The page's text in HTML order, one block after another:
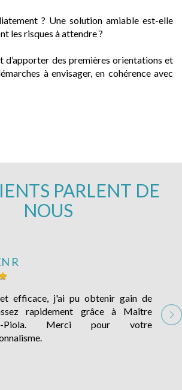
? Une solution amiable est-elle
les risques à attendre ?
d’apporter des premières orientations et
à envisager, en cohérence avec
PARLENT DE
NOUS
R
et efficace, j'ai pu obtenir gain de
rapidement grâce à Maître
Piola. Merci pour votre